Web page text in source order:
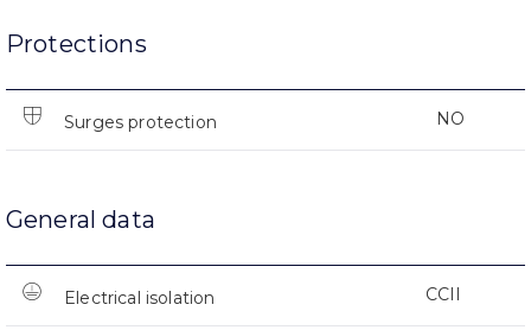
Protections
Surges protection NO
General data
Electrical isolation CCII